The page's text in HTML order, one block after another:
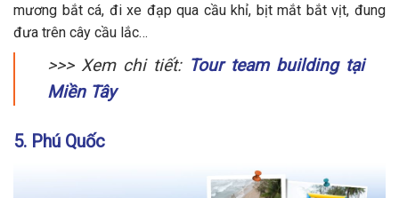
mương bắt cá, đi xe đạp qua cầu khỉ, bịt mắt bắt vịt, đung
đưa trên cây cầu lắc…
>>> Xem chi tiết: Tour team building tại
Miền Tây
5. Phú Quốc